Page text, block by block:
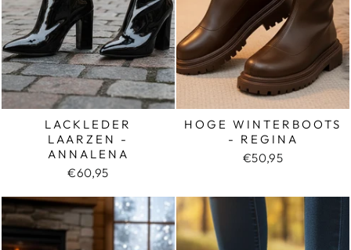
LACKLEDER
LAARZEN -
ANNALENA
€60,95
HOGE WINTERBOOTS
- REGINA
€50,95